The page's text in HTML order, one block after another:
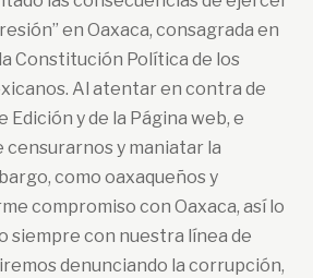
en Oaxaca, consagrada en
Constitución Política de los
Al atentar en contra de
y de la Página web, e
y maniatar la
como oaxaqueños y
compromiso con Oaxaca, así lo
siempre con nuestra línea de
denunciando la corrupción,